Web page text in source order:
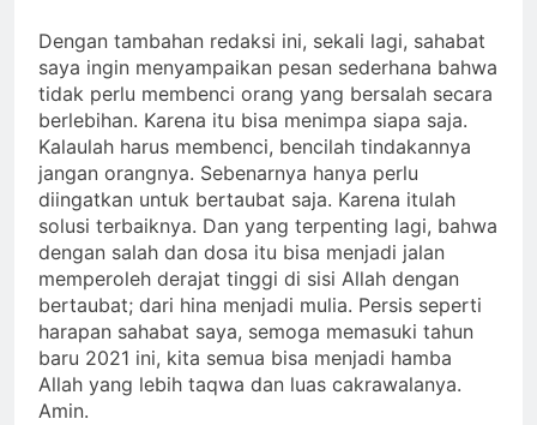
Dengan tambahan redaksi ini, sekali lagi, sahabat
saya ingin menyampaikan pesan sederhana bahwa
tidak perlu membenci orang yang bersalah secara
berlebihan. Karena itu bisa menimpa siapa saja.
Kalaulah harus membenci, bencilah tindakannya
jangan orangnya. Sebenarnya hanya perlu
diingatkan untuk bertaubat saja. Karena itulah
solusi terbaiknya. Dan yang terpenting lagi, bahwa
dengan salah dan dosa itu bisa menjadi jalan
memperoleh derajat tinggi di sisi Allah dengan
bertaubat; dari hina menjadi mulia. Persis seperti
harapan sahabat saya, semoga memasuki tahun
baru 2021 ini, kita semua bisa menjadi hamba
Allah yang lebih taqwa dan luas cakrawalanya.
Amin.